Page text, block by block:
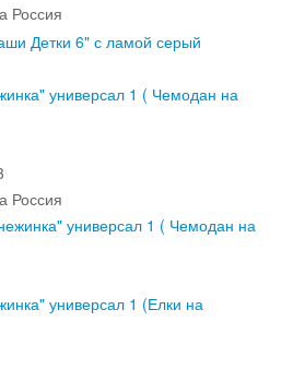
Россия
универсал 1 ( Чемодан на
Россия
универсал 1 (Елки на